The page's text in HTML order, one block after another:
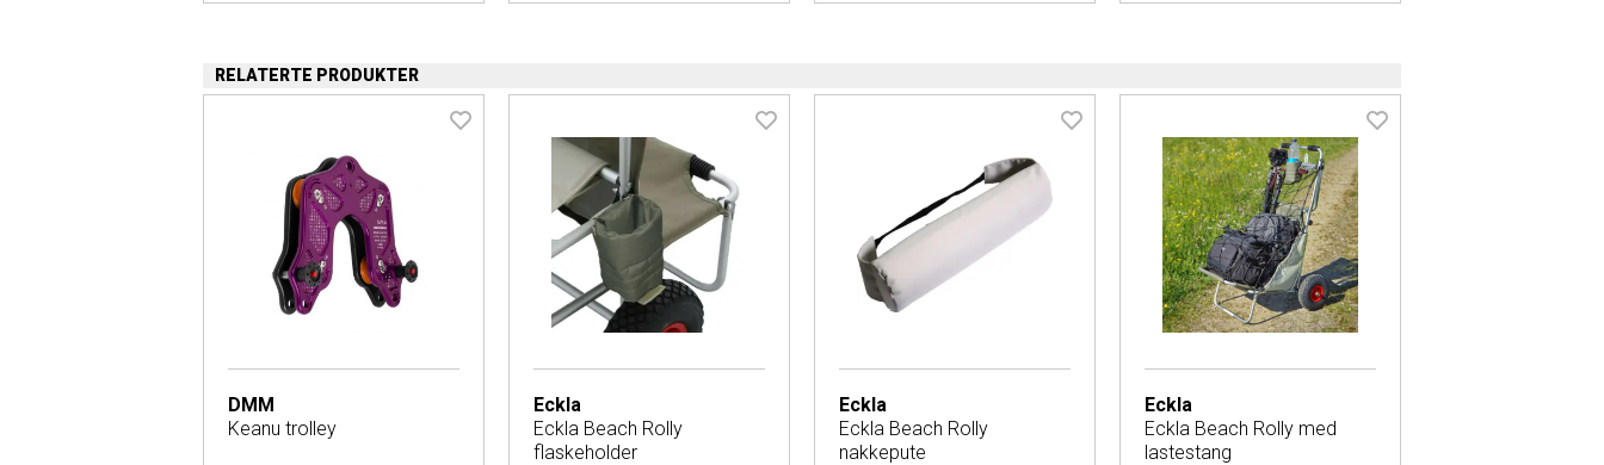
RELATERTE PRODUKTER
DMM
Keanu trolley
Eckla
Eckla Beach Rolly
flaskeholder
Eckla
Eckla Beach Rolly
nakkepute
Eckla
Eckla Beach Rolly med
lastestang